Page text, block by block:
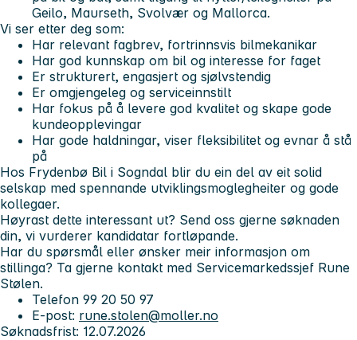
Geilo, Maurseth, Svolvær og Mallorca.
Vi ser etter deg som:
Har relevant fagbrev, fortrinnsvis bilmekanikar
Har god kunnskap om bil og interesse for faget
Er strukturert, engasjert og sjølvstendig
Er omgjengeleg og serviceinnstilt
Har fokus på å levere god kvalitet og skape gode
kundeopplevingar
Har gode haldningar, viser fleksibilitet og evnar å stå
på
Hos Frydenbø Bil i Sogndal blir du ein del av eit solid
selskap med spennande utviklingsmoglegheiter og gode
kollegaer.
Høyrast dette interessant ut? Send oss gjerne søknaden
din, vi vurderer kandidatar fortløpande.
Har du spørsmål eller ønsker meir informasjon om
stillinga? Ta gjerne kontakt med Servicemarkedssjef Rune
Stølen.
Telefon 99 20 50 97
E-post: rune.stolen@moller.no
Søknadsfrist: 12.07.2026